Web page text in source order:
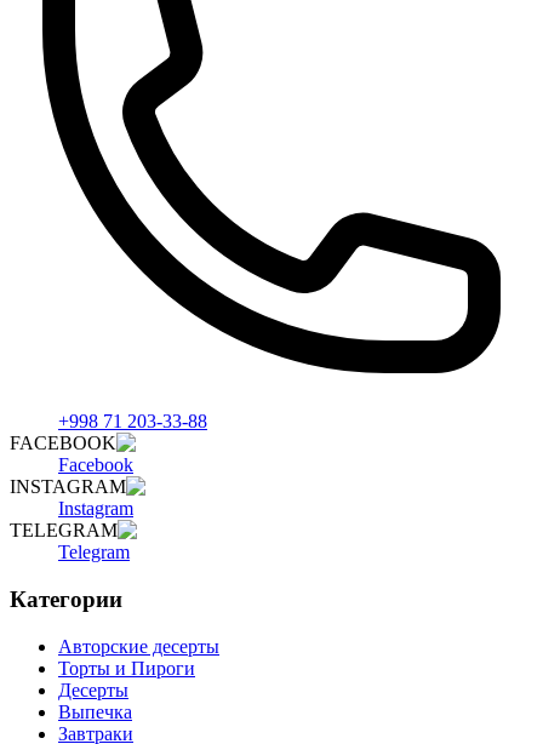
+998 71 203-33-88
FACEBOOK
Facebook
INSTAGRAM
Instagram
TELEGRAM
Telegram
Категории
Авторские десерты
Торты и Пироги
Десерты
Выпечка
Завтраки